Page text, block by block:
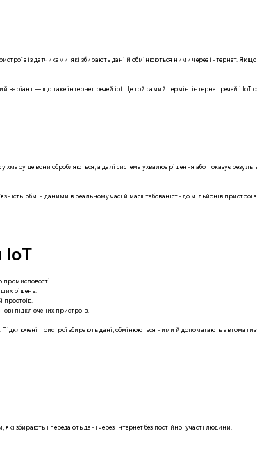
із датчиками, які збирають дані й обмінюються ними через інтернет.
варіант — що таке інтернет речей iot. Це той самий термін: інтернет речей і IoT
у хмару, де вони обробляються, а далі система ухвалює рішення або показує
обмін даними в реальному часі й масштабованість до мільйонів
IoT
рішень.
простоїв.
підключених пристроїв.
Підключені пристрої збирають дані, обмінюються ними й допомагають
збирають і передають дані через інтернет без постійної участі людини.